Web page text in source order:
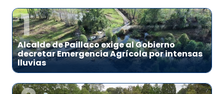
1
Alcalde de Paillaco exige al Gobierno
decretar Emergencia Agrícola por intensas
lluvias